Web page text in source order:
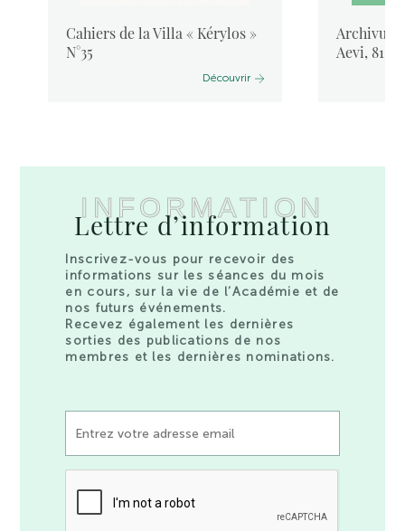
Cahiers de la Villa « Kérylos »
N°35
Découvrir
Aevi, 81,
INFORMATION
Lettre d’information
Inscrivez-vous pour recevoir des
informations sur les séances du mois
en cours, sur la vie de l’Académie et de
nos futurs événements.
Recevez également les dernières
sorties des publications de nos
membres et les dernières nominations.